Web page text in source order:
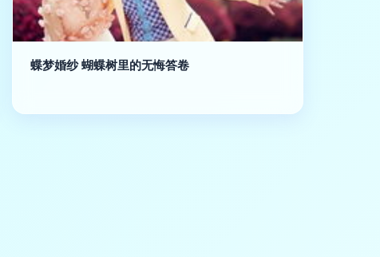
蝶梦婚纱 蝴蝶树里的无悔答卷